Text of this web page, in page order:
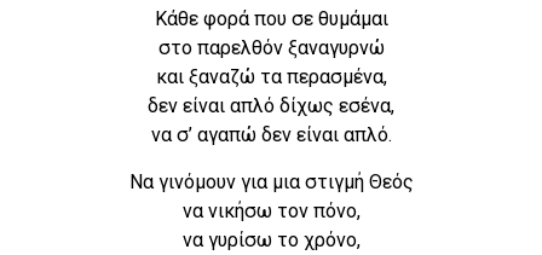
Κάθε φορά που σε θυμάμαι
στο παρελθόν ξαναγυρνώ
και ξαναζώ τα περασμένα,
δεν είναι απλό δίχως εσένα,
να σ’ αγαπώ δεν είναι απλό.
Να γινόμουν για μια στιγμή Θεός
να νικήσω τον πόνο,
να γυρίσω το χρόνο,